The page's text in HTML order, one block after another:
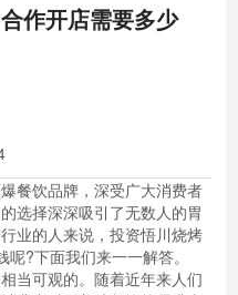
作开店需要多少
饮品牌，深受广大消费者
选择深深吸引了无数人的胃
业的人来说，投资悟川烧烤
?下面我们来一一解答。
可观的。随着近年来人们